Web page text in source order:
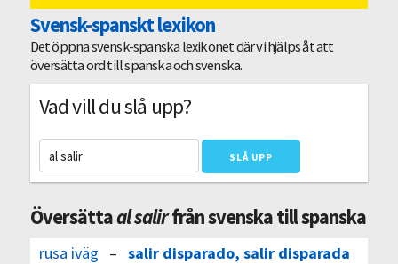
Svensk-spanskt lexikon
Det öppna svensk-spanska lexikonet där vi hjälps åt att
översätta ord till spanska och svenska.
Vad vill du slå upp?
Översättaal salirfrån svenska till spanska
rusa iväg – salir disparado, salir disparada